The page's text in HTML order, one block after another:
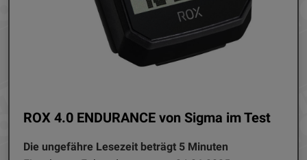
ROX 4.0 ENDURANCE von Sigma im Test
Die ungefähre Lesezeit beträgt 5 Minuten
Erfahrung auf unserer Website zu bieten. Erfahren Sie mehr
darüber, wie wir Cookies verwenden und wie Sie Ihre
Einstellungen ändern können.
Alle Cookies akzeptieren
Impressum Datenschutz